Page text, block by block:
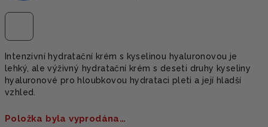
Intenzivní hydratační krém s kyselinou hyaluronovou je
lehký, ale výživný hydratační krém s deseti druhy kyseliny
hyaluronové pro hloubkovou hydrataci pleti a její hladší
vzhled.
Položka byla vyprodána…